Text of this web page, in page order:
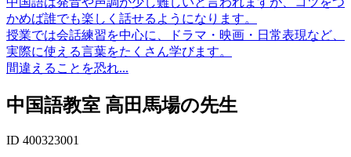
かめば誰でも楽しく話せるようになります。
授業では会話練習を中心に、ドラマ・映画・日常表現など、
実際に使える言葉をたくさん学びます。
間違えることを恐れ...
中国語教室 高田馬場の先生
ID 400323001